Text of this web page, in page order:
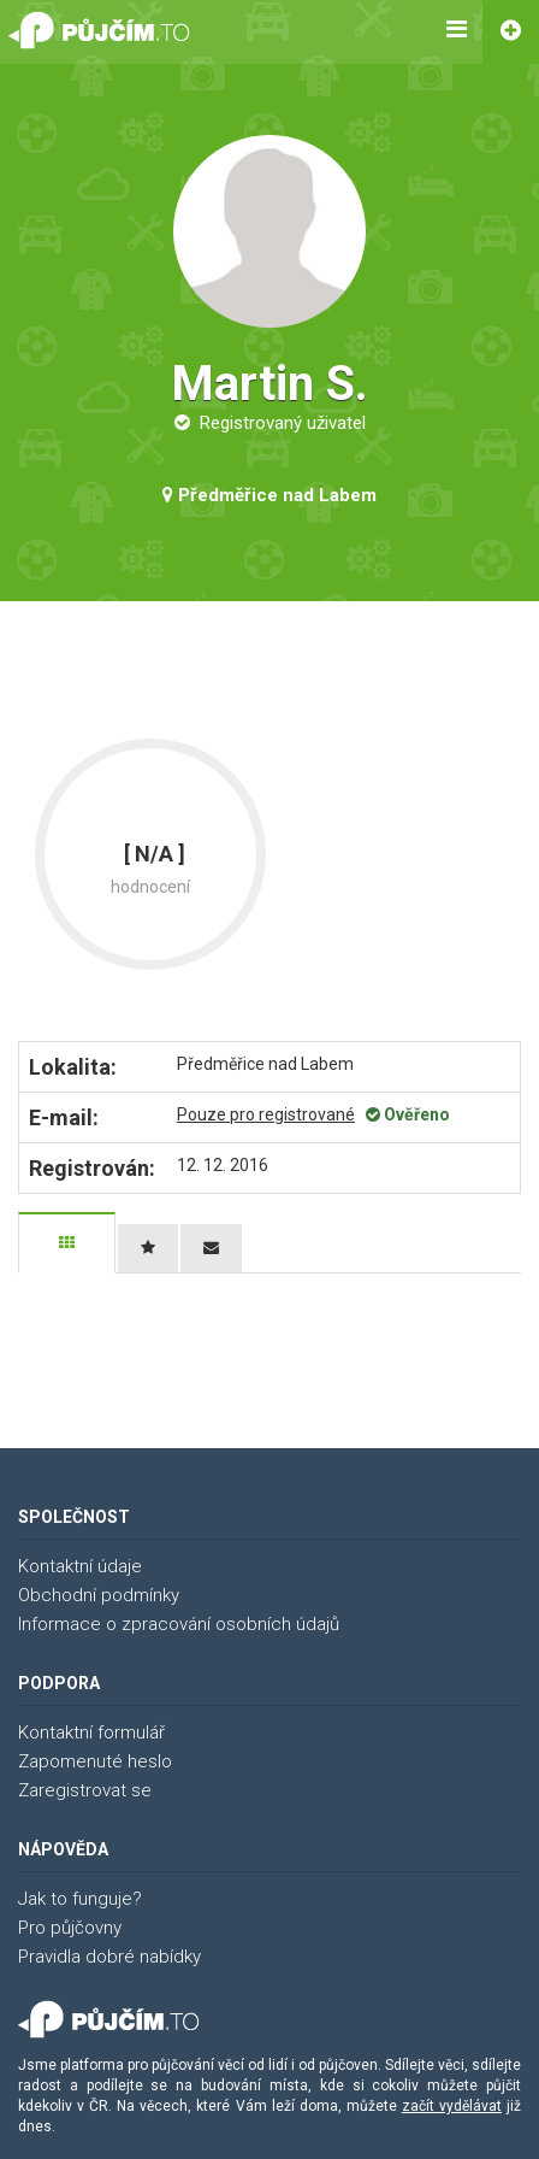
Martin S.
Registrovaný uživatel
Předměřice nad Labem
[ N/A ]
hodnocení
Lokalita: Předměřice nad Labem
E-mail: Pouze pro registrované Ověřeno
Registrován: 12. 12. 2016
SPOLEČNOST
Kontaktní údaje
Obchodní podmínky
Informace o zpracování osobních údajů
PODPORA
Kontaktní formulář
Zapomenuté heslo
Zaregistrovat se
NÁPOVĚDA
Jak to funguje?
Pro půjčovny
Pravidla dobré nabídky
Jsme platforma pro půjčování věcí od lidí i od půjčoven. Sdílejte věci, sdílejte
radost a podílejte se na budování místa, kde si cokoliv můžete půjčit
kdekoliv v ČR. Na věcech, které Vám leží doma, můžete začít vydělávatjiž
dnes.